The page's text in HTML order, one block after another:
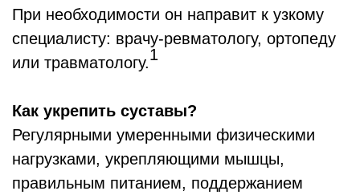
При необходимости он направит к узкому
специалисту: врачу-ревматологу, ортопеду
или травматологу.1
Как укрепить суставы?
Регулярными умеренными физическими
нагрузками, укрепляющими мышцы,
правильным питанием, поддержанием